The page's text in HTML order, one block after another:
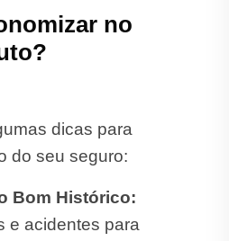
no
dicas para
do seu seguro:
Bom Histórico:
e acidentes para